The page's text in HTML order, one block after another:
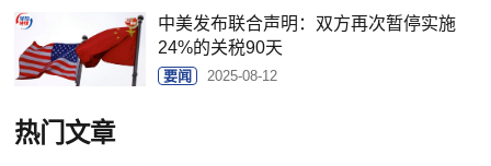
中美发布联合声明：双方再次暂停实施
24%的关税90天
要闻 2025-08-12
热门文章